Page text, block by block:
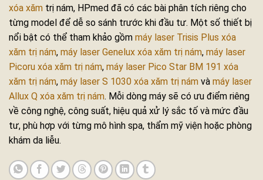
xóa xăm trị nám, HPmed đã có các bài phân tích riêng cho
từng model để dễ so sánh trước khi đầu tư. Một số thiết bị
nổi bật có thể tham khảo gồm máy laser Trisis Plus xóa
xăm trị nám, máy laser Genelux xóa xăm trị nám, máy laser
Picoru xóa xăm trị nám, máy laser Pico Star BM 191 xóa
xăm trị nám, máy laser S 1030 xóa xăm trị nám và máy laser
Allux Q xóa xăm trị nám. Mỗi dòng máy sẽ có ưu điểm riêng
về công nghệ, công suất, hiệu quả xử lý sắc tố và mức đầu
tư, phù hợp với từng mô hình spa, thẩm mỹ viện hoặc phòng
khám da liễu.